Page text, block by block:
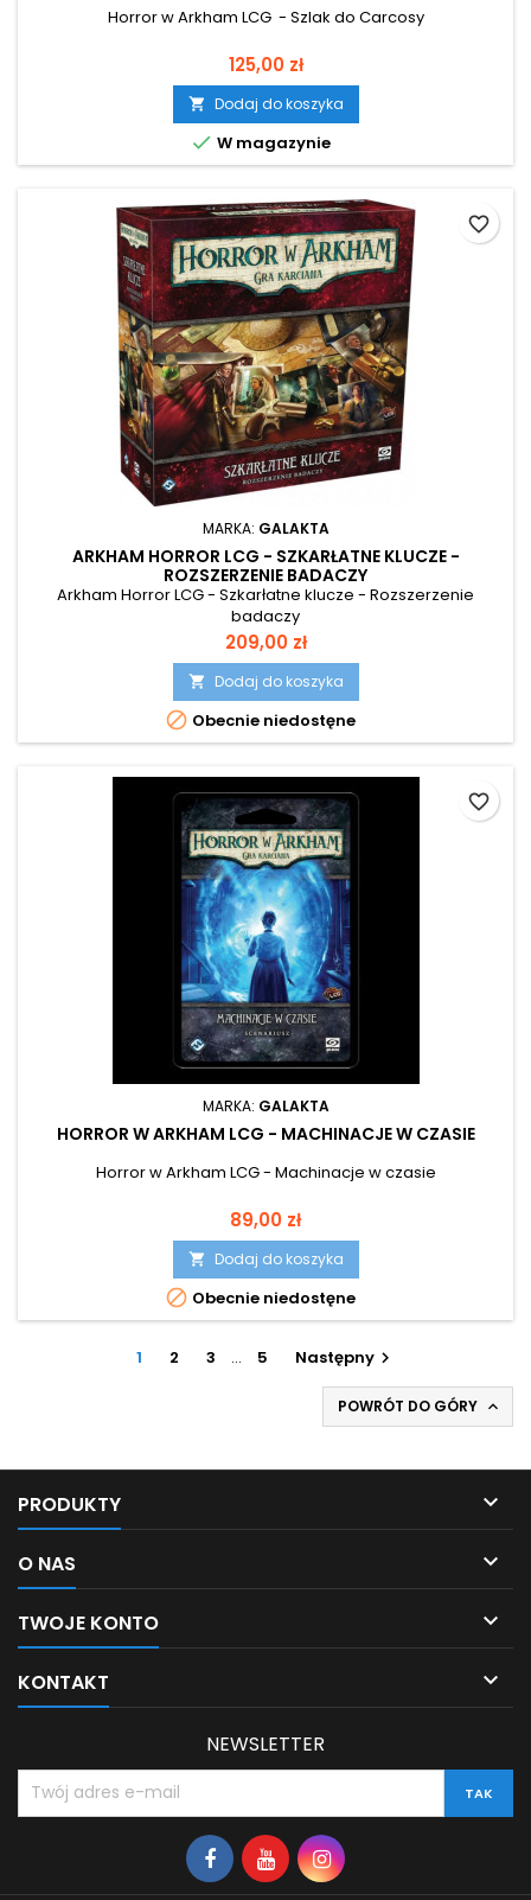
Horror w Arkham LCG - Szlak do Carcosy
Cena
125,00 zł
 Dodaj do koszyka
 W magazynie
MARKA: GALAKTA
ARKHAM HORROR LCG - SZKARŁATNE KLUCZE -
ROZSZERZENIE BADACZY
Arkham Horror LCG - Szkarłatne klucze - Rozszerzenie
badaczy
Cena
209,00 zł
 Dodaj do koszyka
 Obecnie niedostęne
favorite_border
MARKA: GALAKTA
HORROR W ARKHAM LCG - MACHINACJE W CZASIE
Horror w Arkham LCG - Machinacje w czasie
Cena
89,00 zł
 Dodaj do koszyka
 Obecnie niedostęne
favorite_border
1 2 3 … 5 Następny
POWRÓT DO GÓRY 
PRODUKTY 
O NAS 
TWOJE KONTO 
KONTAKT 
NEWSLETTER